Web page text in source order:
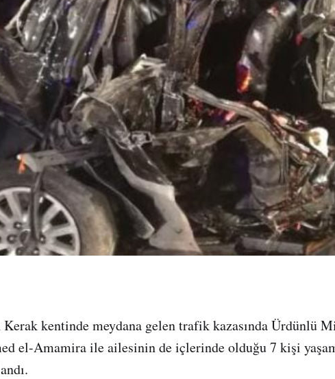
Kerak kentinde meydana gelen trafik kazasında Ürdünlü
el-Amamira ile ailesinin de içlerinde olduğu 7 kişi